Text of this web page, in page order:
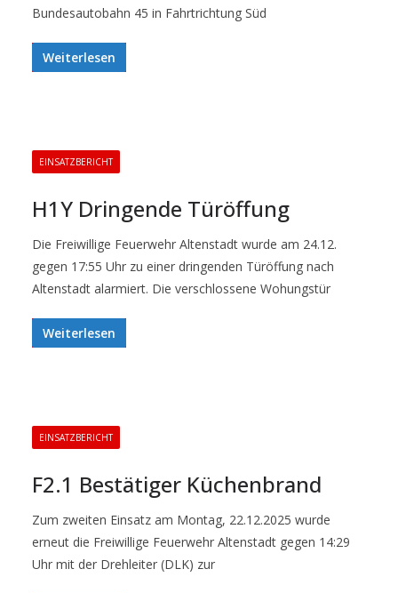
Bundesautobahn 45 in Fahrtrichtung Süd
Weiterlesen
EINSATZBERICHT
H1Y Dringende Türöffung
Die Freiwillige Feuerwehr Altenstadt wurde am 24.12.
gegen 17:55 Uhr zu einer dringenden Türöffung nach
Altenstadt alarmiert. Die verschlossene Wohungstür
Weiterlesen
EINSATZBERICHT
F2.1 Bestätiger Küchenbrand
Zum zweiten Einsatz am Montag, 22.12.2025 wurde
erneut die Freiwillige Feuerwehr Altenstadt gegen 14:29
Uhr mit der Drehleiter (DLK) zur